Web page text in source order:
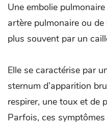
Une embolie
artère pulmonaire ou de
plus souvent par un
Elle se caractérise par
sternum d’apparition
respirer, une toux et de
Parfois, ces